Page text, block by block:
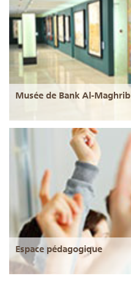
Musée de Bank Al-Maghrib
Espace pédagogique